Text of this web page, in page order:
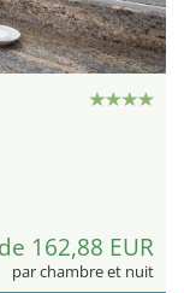
de 162,88 EUR
par chambre et nuit